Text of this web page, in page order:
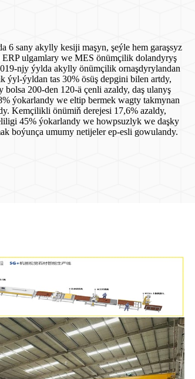
6 sany akylly kesiji maşyn, şeýle hem garaşsyz
ERP ulgamlary we MES önümçilik dolandyryş
njy ýylda akylly önümçilik ornaşdyrylandan
ýyl-ýyldan tas 30% ösüş depgini bilen artdy,
bolsa 200-den 120-ä çenli azaldy, daş ulanyş
ýokarlandy we eltip bermek wagty takmynan
Kemçilikli önümiň derejesi 17,6% azaldy,
45% ýokarlandy we howpsuzlyk we daşky
boýunça umumy netijeler ep-esli gowulandy.